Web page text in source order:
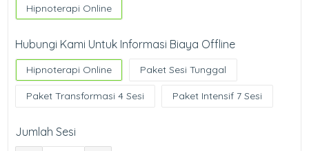
Hipnoterapi Online
Hubungi Kami Untuk Informasi Biaya Offline
Hipnoterapi Online Paket Sesi Tunggal
Paket Transformasi 4 Sesi Paket Intensif 7 Sesi
Jumlah Sesi